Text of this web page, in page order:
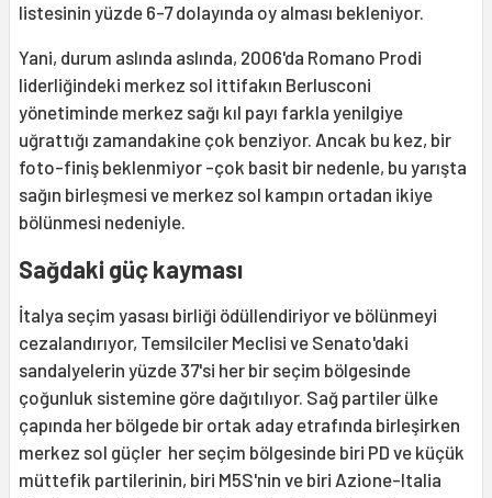
listesinin yüzde 6-7 dolayında oy alması bekleniyor.
Yani, durum aslında aslında, 2006'da Romano Prodi
liderliğindeki merkez sol ittifakın Berlusconi
yönetiminde merkez sağı kıl payı farkla yenilgiye
uğrattığı zamandakine çok benziyor. Ancak bu kez, bir
foto-finiş beklenmiyor -çok basit bir nedenle, bu yarışta
sağın birleşmesi ve merkez sol kampın ortadan ikiye
bölünmesi nedeniyle.
Sağdaki güç kayması
İtalya seçim yasası birliği ödüllendiriyor ve bölünmeyi
cezalandırıyor, Temsilciler Meclisi ve Senato'daki
sandalyelerin yüzde 37'si her bir seçim bölgesinde
çoğunluk sistemine göre dağıtılıyor. Sağ partiler ülke
çapında her bölgede bir ortak aday etrafında birleşirken
merkez sol güçler her seçim bölgesinde biri PD ve küçük
müttefik partilerinin, biri M5S'nin ve biri Azione-Italia